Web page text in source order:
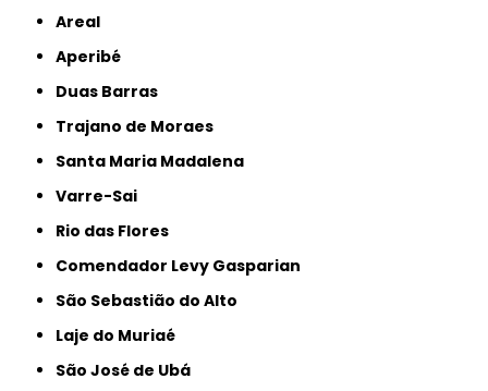
Areal
Aperibé
Duas Barras
Trajano de Moraes
Santa Maria Madalena
Varre-Sai
Rio das Flores
Comendador Levy Gasparian
São Sebastião do Alto
Laje do Muriaé
São José de Ubá